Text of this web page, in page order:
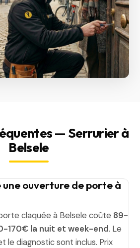
— Serrurier à
Belsele
une ouverture de porte à
claquée à Belsele coûte 89-
170€ la nuit et week-end. Le
le diagnostic sont inclus. Prix